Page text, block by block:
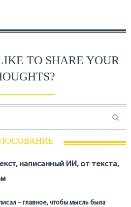
TO SHARE YOUR
написанный ИИ, от текста,
– главное, чтобы мысль была